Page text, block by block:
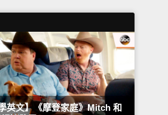
英文】《摩登家庭》Mitch 和